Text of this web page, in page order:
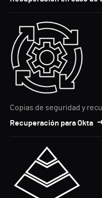
Copias de seguridad y
Recuperación para Okta